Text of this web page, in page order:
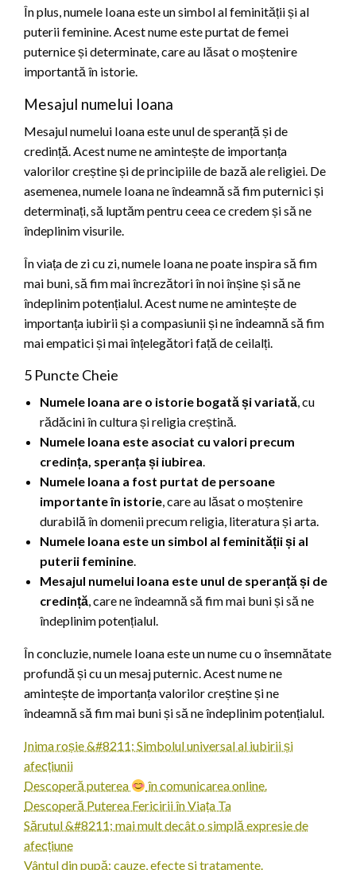
În plus, numele Ioana este un simbol al feminității și al
puterii feminine. Acest nume este purtat de femei
puternice și determinate, care au lăsat o moștenire
importantă în istorie.
Mesajul numelui Ioana
Mesajul numelui Ioana este unul de speranță și de
credință. Acest nume ne amintește de importanța
valorilor creștine și de principiile de bază ale religiei. De
asemenea, numele Ioana ne îndeamnă să fim puternici și
determinați, să luptăm pentru ceea ce credem și să ne
îndeplinim visurile.
În viața de zi cu zi, numele Ioana ne poate inspira să fim
mai buni, să fim mai încrezători în noi înșine și să ne
îndeplinim potențialul. Acest nume ne amintește de
importanța iubirii și a compasiunii și ne îndeamnă să fim
mai empatici și mai înțelegători față de ceilalți.
5 Puncte Cheie
Numele Ioana are o istorie bogată și variată, cu
rădăcini în cultura și religia creștină.
Numele Ioana este asociat cu valori precum
credința, speranța și iubirea.
Numele Ioana a fost purtat de persoane
importante în istorie, care au lăsat o moștenire
durabilă în domenii precum religia, literatura și arta.
Numele Ioana este un simbol al feminității și al
puterii feminine.
Mesajul numelui Ioana este unul de speranță și de
credință, care ne îndeamnă să fim mai buni și să ne
îndeplinim potențialul.
În concluzie, numele Ioana este un nume cu o însemnătate
profundă și cu un mesaj puternic. Acest nume ne
amintește de importanța valorilor creștine și ne
îndeamnă să fim mai buni și să ne îndeplinim potențialul.
Inima roșie &#8211; Simbolul universal al iubirii și
afecțiunii
Descoperă puterea
în comunicarea online.
Descoperă Puterea Fericirii în Viața Ta
Sărutul &#8211; mai mult decât o simplă expresie de
afecțiune
Vântul din pupă: cauze, efecte și tratamente.